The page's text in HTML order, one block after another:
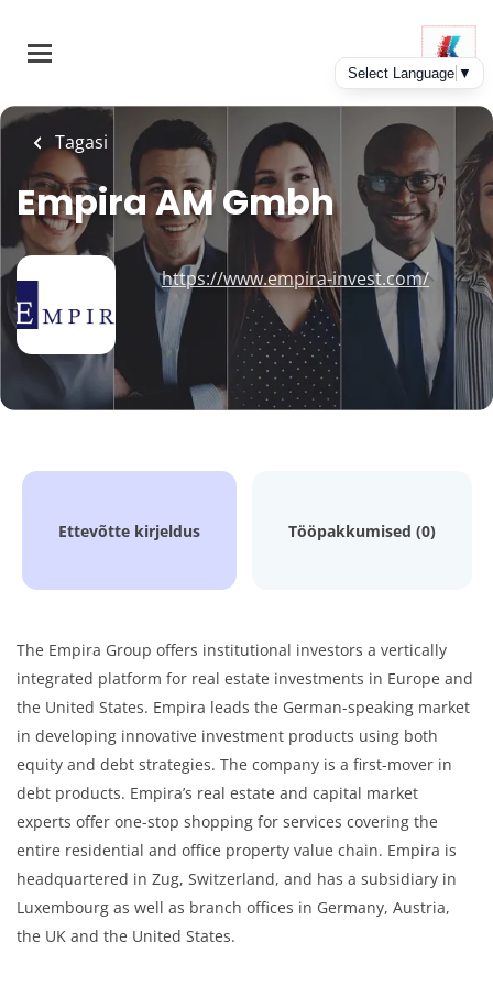
main
Tagasi
Empira AM Gmbh
https://www.empira-invest.com/
Ettevõtte kirjeldus Tööpakkumised (0)
The Empira Group offers institutional investors a vertically
integrated platform for real estate investments in Europe and
the United States. Empira leads the German-speaking market
in developing innovative investment products using both
equity and debt strategies. The company is a first-mover in
debt products. Empira’s real estate and capital market
experts offer one-stop shopping for services covering the
entire residential and office property value chain. Empira is
headquartered in Zug, Switzerland, and has a subsidiary in
Luxembourg as well as branch offices in Germany, Austria,
the UK and the United States.